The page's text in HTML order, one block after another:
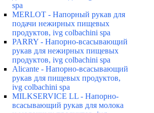
spa
MERLOT - Напорный рукав для
подачи нежирных пищевых
продуктов, ivg colbachini spa
PARRY - Напорно-всасывающий
рукав для нежирных пищевых
продуктов, ivg colbachini spa
Alicante - Напорно-всасывающий
рукав для пищевых продуктов,
ivg colbachini spa
MILKSERVICE LL - Напорно-
всасывающий рукав для молока